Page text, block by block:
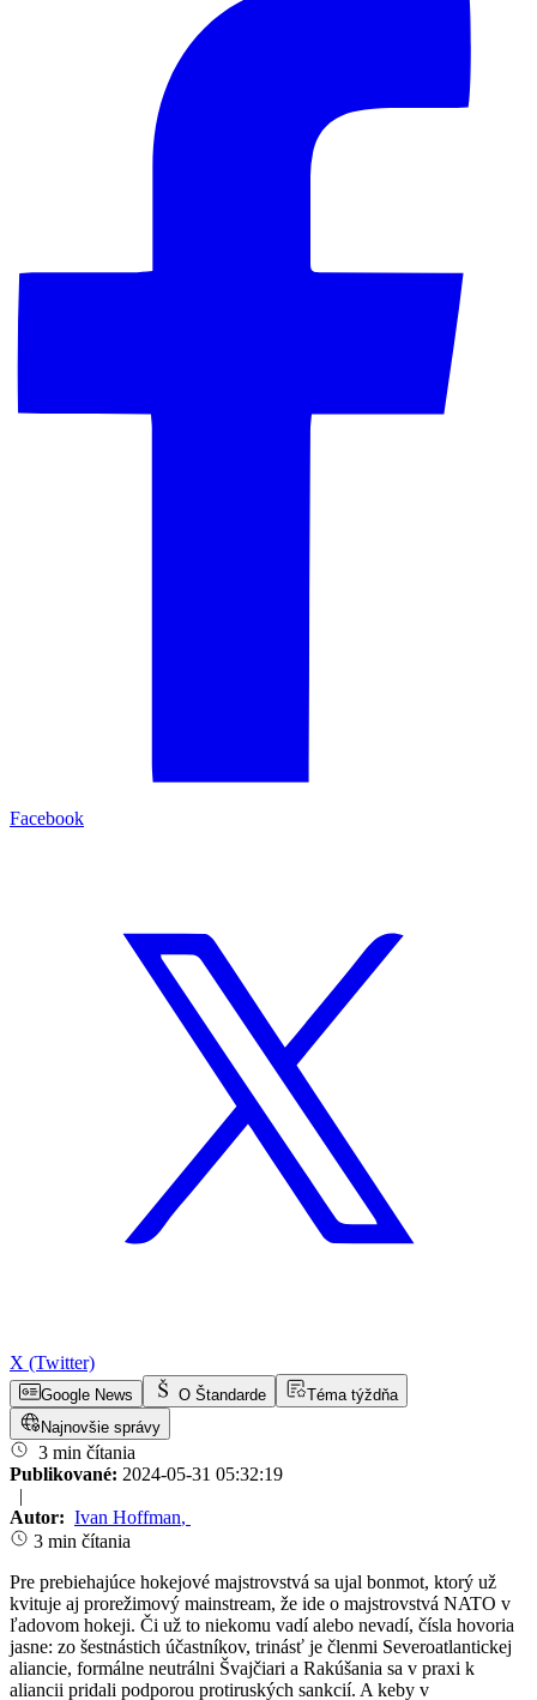
Facebook
X (Twitter)
Google News O Štandarde
Téma týždňa
Najnovšie správy
3 min čítania
Publikované: 2024-05-31 05:32:19
|
Autor: Ivan Hoffman,
3 min čítania
Pre prebiehajúce hokejové majstrovstvá sa ujal bonmot, ktorý už
kvituje aj prorežimový mainstream, že ide o majstrovstvá NATO v
ľadovom hokeji. Či už to niekomu vadí alebo nevadí, čísla hovoria
jasne: zo šestnástich účastníkov, trinásť je členmi Severoatlantickej
aliancie, formálne neutrálni Švajčiari a Rakúšania sa v praxi k
aliancii pridali podporou protiruských sankcií. A keby v